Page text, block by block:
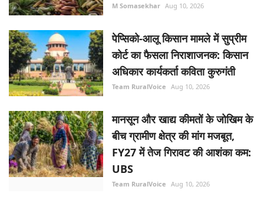
M Somasekhar Aug 10, 2026
पेप्सिको-आलू किसान मामले में सुप्रीम
कोर्ट का फैसला निराशाजनक: किसान
अधिकार कार्यकर्ता कविता कुरुगंती
Team RuralVoice Aug 10, 2026
मानसून और खाद्य कीमतों के जोखिम के
बीच ग्रामीण क्षेत्र की मांग मजबूत,
FY27 में तेज गिरावट की आशंका कम:
UBS
Team RuralVoice Aug 10, 2026